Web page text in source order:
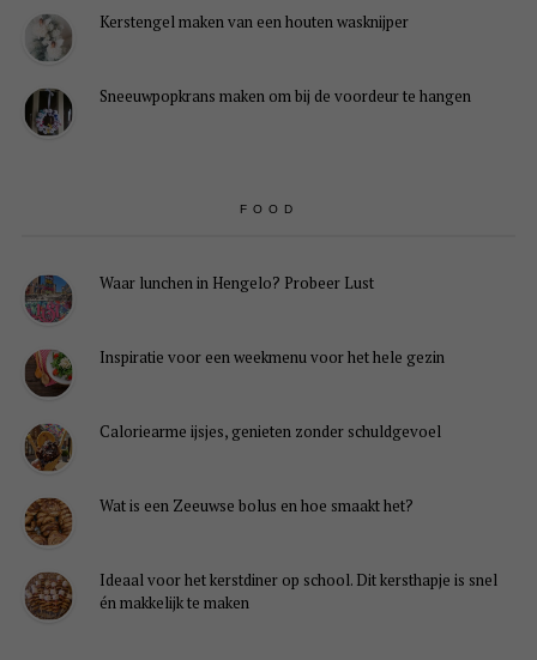
Kerstengel maken van een houten wasknijper
Sneeuwpopkrans maken om bij de voordeur te hangen
FOOD
Waar lunchen in Hengelo? Probeer Lust
Inspiratie voor een weekmenu voor het hele gezin
Caloriearme ijsjes, genieten zonder schuldgevoel
Wat is een Zeeuwse bolus en hoe smaakt het?
Ideaal voor het kerstdiner op school. Dit kersthapje is snel
én makkelijk te maken